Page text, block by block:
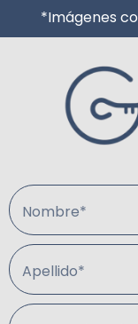
*Imágenes
Nombre*
Apellido*